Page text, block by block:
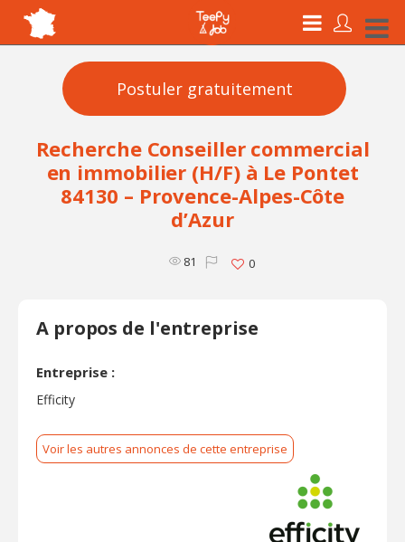
Recherche Conseiller commercial
en immobilier (H/F) à Le Pontet
84130 – Provence-Alpes-Côte
d’Azur
81 0
A propos de l'entreprise
Entreprise :
Efficity
Voir les autres annonces de cette entreprise
Postuler gratuitement